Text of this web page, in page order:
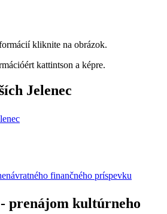
kliknite na obrázok.
kattintson a képre.
Jelenec
prenájom kultúrneho